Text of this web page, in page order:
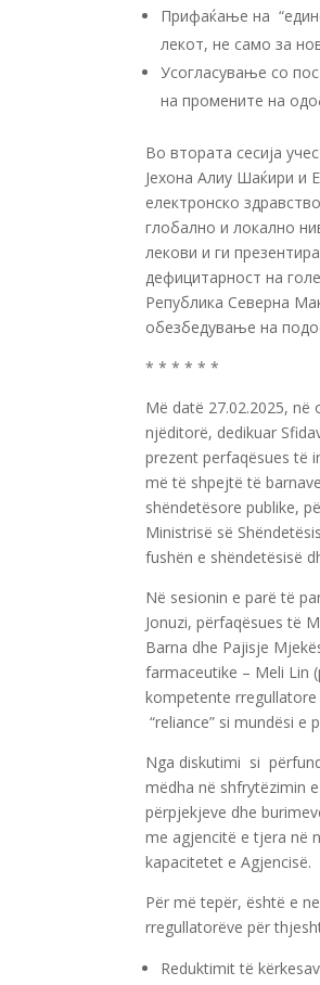
Прифаќање на
лекот, не само за
Усогласување со
на промените на
Во втората сесија
Јехона Алиу Шаќири и
електронско
глобално и локално
лекови и ги
дефицитарност на
Република Северна
обезбедување на
* * * * * *
Më datë 27.02.2025,
njëditorë, dedikuar
prezent perfaqësues të
më të shpejtë të
shëndetësore publike,
Ministrisë së
fushën e shëndetësisë
Në sesionin e parë të
Jonuzi, përfaqësues të
Barna dhe Pajisje
farmaceutike – Meli Lin
kompetente
“reliance” si mundësi
Nga diskutimi si
mëdha në shfrytëzimin
përpjekjeve dhe
me agjencitë e tjera në
kapacitetet e Agjencisë.
Për më tepër, është e
rregullatorëve për
Reduktimit të